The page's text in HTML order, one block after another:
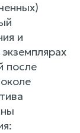
и
после